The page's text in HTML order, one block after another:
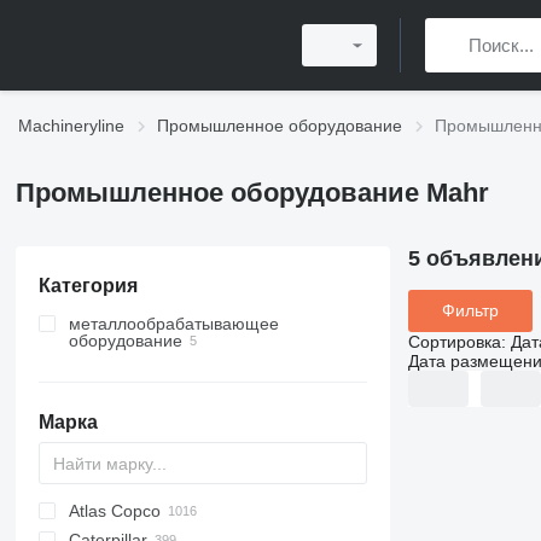
Machineryline Промышленное оборудование
Промышленное оборудование Mahr
Категория
металлообрабатывающее
оборудование
обрабатывающие центры
Марка
PDS
APD
AB
Ensis
VZ
AG3
Atlas Copco
5
Фильтр
Сортировка:
Дата